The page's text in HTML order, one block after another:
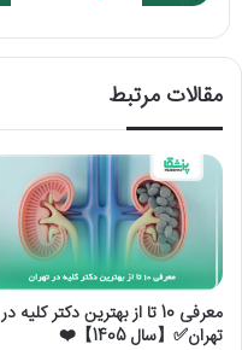
مقالات مرتبط
معرفی 10 تا از بهترین دکتر کلیه در
تهران✅【سال 1405】❤️